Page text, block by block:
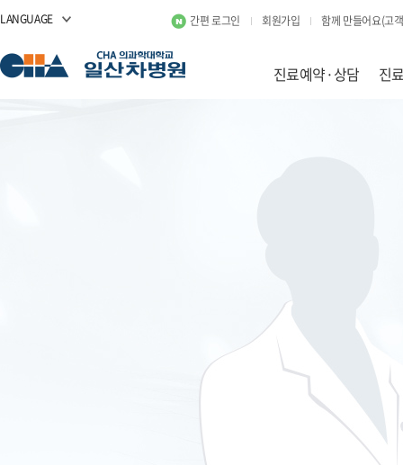
LANGUAGE 간편 로그인 회원가입 함께 만들어요(고
진료예약·상담 진